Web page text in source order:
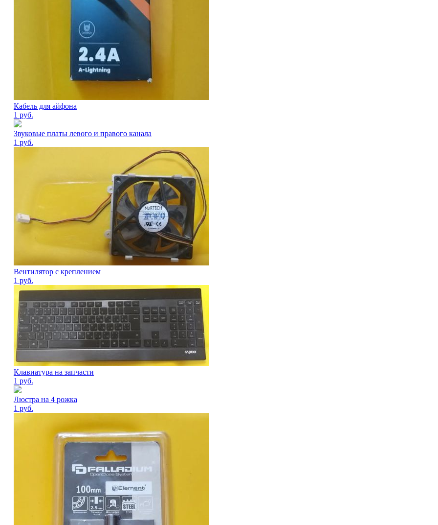
Кабель для айфона
1 руб.
Звуковые платы левого и правого канала
1 руб.
Вентилятор с креплением
1 руб.
Клавиатура на запчасти
1 руб.
Люстра на 4 рожка
1 руб.